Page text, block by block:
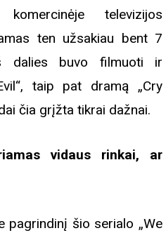
televizijos
ten užsakiau bent 7
dalies buvo filmuoti ir
taip pat dramą „Cry
čia grįžta tikrai dažnai.
vidaus rinkai, ar
pagrindinį šio serialo „We